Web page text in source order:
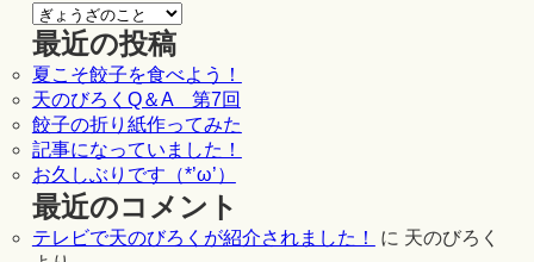
最近の投稿
夏こそ餃子を食べよう！
天のびろくQ＆A 第7回
餃子の折り紙作ってみた
記事になっていました！
お久しぶりです（*’ω’）
最近のコメント
テレビで天のびろくが紹介されました！ に 天のびろく